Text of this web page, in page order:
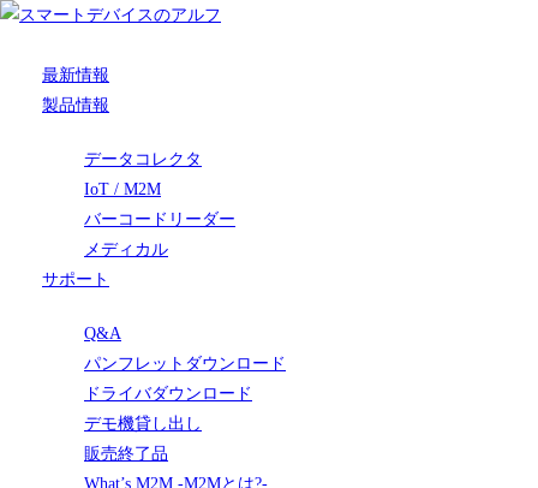
最新情報
製品情報
データコレクタ
IoT / M2M
バーコードリーダー
メディカル
サポート
Q&A
パンフレットダウンロード
ドライバダウンロード
デモ機貸し出し
販売終了品
What’s M2M -M2Mとは?-